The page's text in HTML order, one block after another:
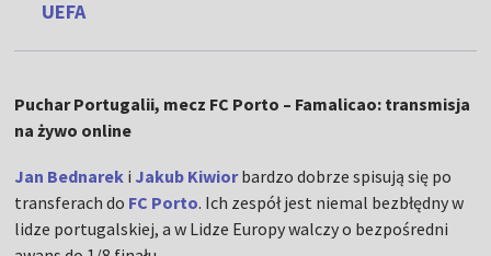
UEFA
Puchar Portugalii, mecz FC Porto – Famalicao: transmisja
na żywo online
Jan Bednarek i Jakub Kiwiorbardzo dobrze spisują się po
transferach do FC Porto. Ich zespół jest niemal bezbłędny w
lidze portugalskiej, a w Lidze Europy walczy o bezpośredni